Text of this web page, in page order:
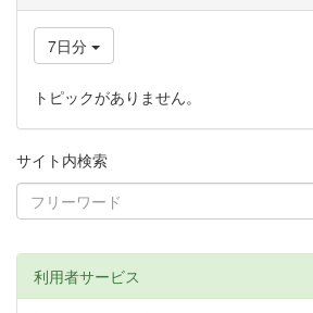
7日分
トピックがありません。
サイト内検索
利用者サービス